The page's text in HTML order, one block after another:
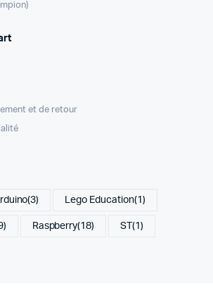
et de retour
(3) Lego Education(1)
Raspberry(18) ST(1)